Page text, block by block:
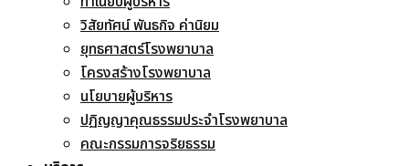
ยุทธศาสตร์โรงพยาบาล
โครงสร้างโรงพยาบาล
นโยบายผู้บริหาร
ปฏิญญาคุณธรรมประจำโรงพยาบาล
คณะกรรมการจริยธรรม
บริการ
การให้บริการประจำวัน